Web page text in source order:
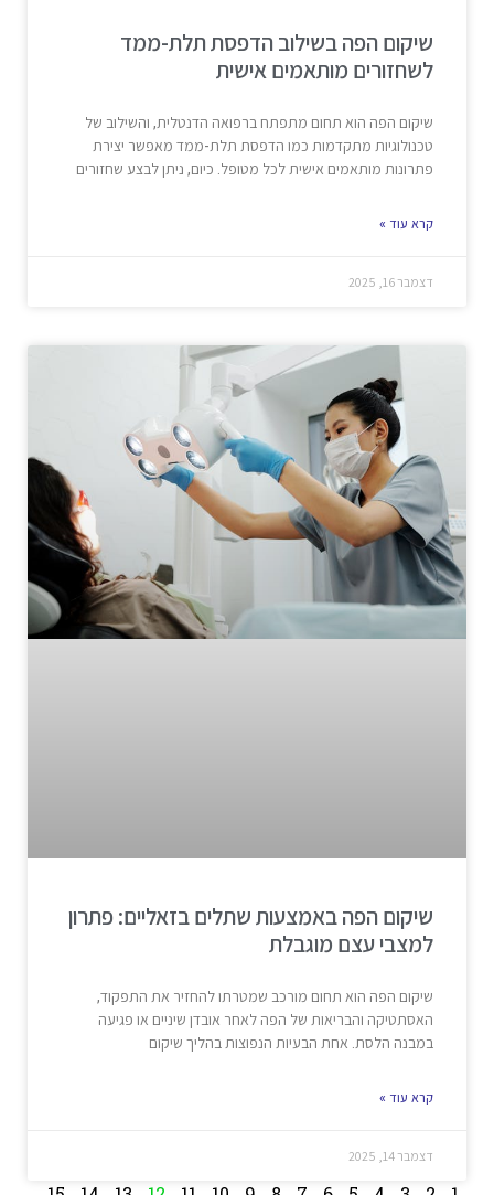
שיקום הפה בשילוב הדפסת תלת-ממד
לשחזורים מותאמים אישית
שיקום הפה הוא תחום מתפתח ברפואה הדנטלית, והשילוב של
טכנולוגיות מתקדמות כמו הדפסת תלת-ממד מאפשר יצירת
פתרונות מותאמים אישית לכל מטופל. כיום, ניתן לבצע שחזורים
קרא עוד »
דצמבר 16, 2025
שיקום הפה באמצעות שתלים בזאליים: פתרון
למצבי עצם מוגבלת
שיקום הפה הוא תחום מורכב שמטרתו להחזיר את התפקוד,
האסתטיקה והבריאות של הפה לאחר אובדן שיניים או פגיעה
במבנה הלסת. אחת הבעיות הנפוצות בהליך שיקום
קרא עוד »
דצמבר 14, 2025